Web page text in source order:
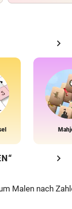
chevron_right
chevron_right